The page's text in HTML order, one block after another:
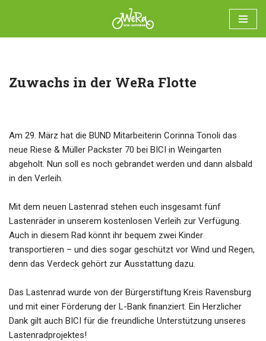
Inhalt
Zuwachs in der WeRa Flotte
Am 29. März hat die BUND Mitarbeiterin Corinna Tonoli das
neue Riese & Müller Packster 70 bei BICI in Weingarten
abgeholt. Nun soll es noch gebrandet werden und dann alsbald
in den Verleih.
Mit dem neuen Lastenrad stehen euch insgesamt fünf
Lastenräder in unserem kostenlosen Verleih zur Verfügung.
Auch in diesem Rad könnt ihr bequem zwei Kinder
transportieren – und dies sogar geschützt vor Wind und Regen,
denn das Verdeck gehört zur Ausstattung dazu.
Das Lastenrad wurde von der Bürgerstiftung Kreis Ravensburg
und mit einer Förderung der L-Bank finanziert. Ein Herzlicher
Dank gilt auch BICI für die freundliche Unterstützung unseres
Lastenradprojektes!